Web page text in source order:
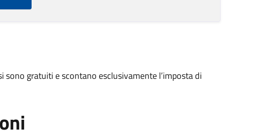
gratuiti e scontano esclusivamente l’imposta di